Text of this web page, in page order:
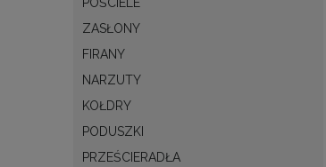
ZASŁONY
FIRANY
NARZUTY
KOŁDRY
PODUSZKI
PRZEŚCIERADŁA